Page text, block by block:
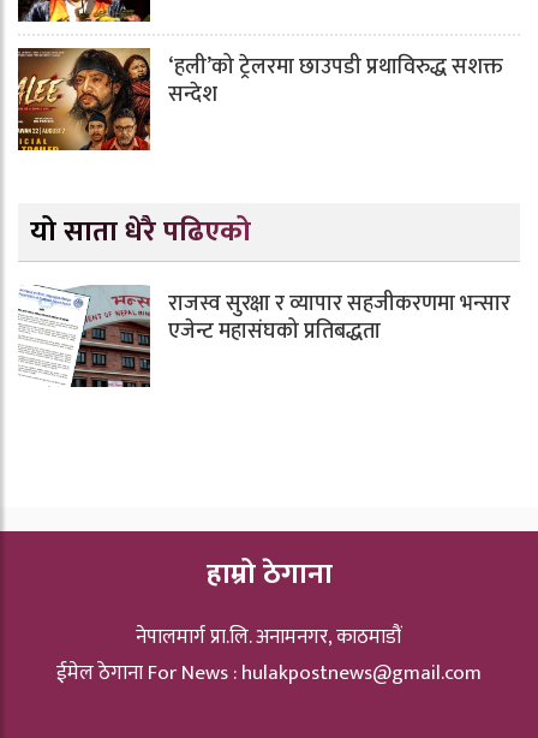
‘हली’को ट्रेलरमा छाउपडी प्रथाविरुद्ध सशक्त
सन्देश
यो साता धेरै पढिएको
राजस्व सुरक्षा र व्यापार सहजीकरणमा भन्सार
एजेन्ट महासंघको प्रतिबद्धता
हाम्रो ठेगाना
नेपालमार्ग प्रा.लि. अनामनगर, काठमाडौं
ईमेल ठेगाना For News :hulakpostnews@gmail.com